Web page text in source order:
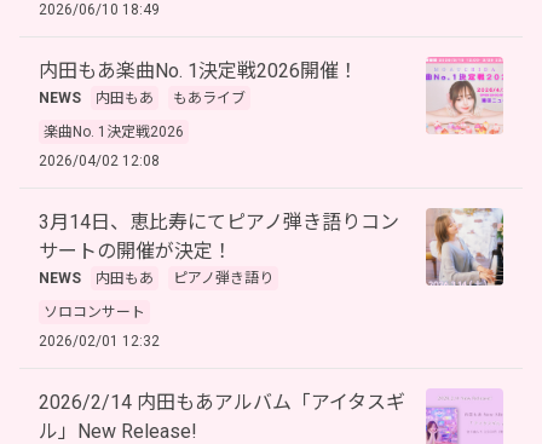
2026/06/10 18:49
内田もあ楽曲No. 1決定戦2026開催！
NEWS 内田もあ
もあライブ
楽曲No. 1決定戦2026
2026/04/02 12:08
3月14日、恵比寿にてピアノ弾き語りコン
サートの開催が決定！
NEWS 内田もあ
ピアノ弾き語り
ソロコンサート
2026/02/01 12:32
2026/2/14 内田もあアルバム「アイタスギ
ル」New Release!